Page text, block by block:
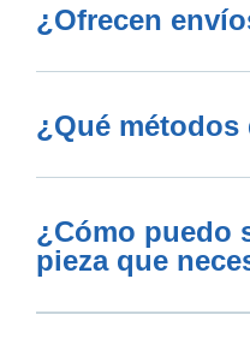
¿Ofrecen
¿Qué métodos
¿Cómo puedo
pieza que